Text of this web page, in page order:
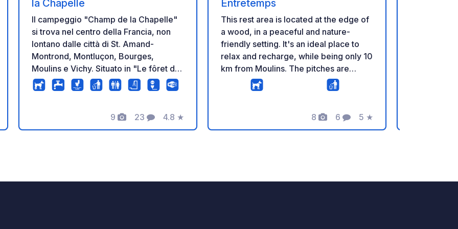
la Chapelle
Il campeggio "Champ de la Chapelle"
si trova nel centro della Francia, non
lontano dalle città di St. Amand-
Montrond, Montluçon, Bourges,
Moulins e Vichy. Situato in "Le fôret de
Tronçais", una delle foreste di querce
più belle d'Europa, offre un soggiorno
la natura e la cultura. Ci sono 60
piazzole a tre stelle con allacciamenti
9
Foto
23
Commenti
4.8
Valutazione
★
Entretemps
This rest area is located at the edge of
a wood, in a peaceful and nature-
friendly setting. It's an ideal place to
relax and recharge, while being only 10
km from Moulins. The pitches are
naturally shaded, and pets are
welcome. A parking area with picnic
network coverage is provided. The site
rules are posted at the entrance.
8
Foto
6
Commenti
5
Valutazione
★